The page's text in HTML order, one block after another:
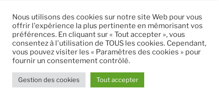
Yelp FacebookTwitter Instagram
E-
Nous utilisons des cookies sur notre site Web pour vous
offrir l'expérience la plus pertinente en mémorisant vos
préférences. En cliquant sur « Tout accepter », vous
consentez à l'utilisation de TOUS les cookies. Cependant,
vous pouvez visiter les « Paramètres des cookies » pour
fournir un consentement contrôlé.
Gestion des cookies Tout accepter